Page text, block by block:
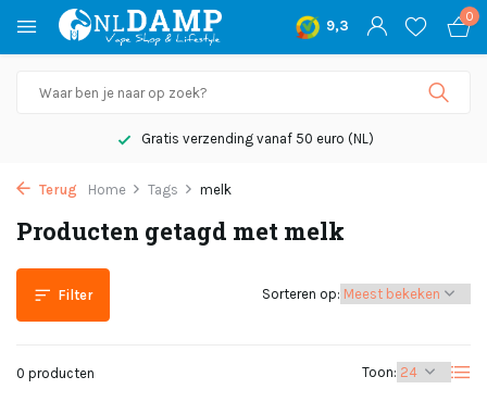
9,3
0
Gratis verzending vanaf 50 euro (NL)
Terug Home Tags melk
Producten getagd met melk
Filter
0 producten Toon:
Sorteren op: